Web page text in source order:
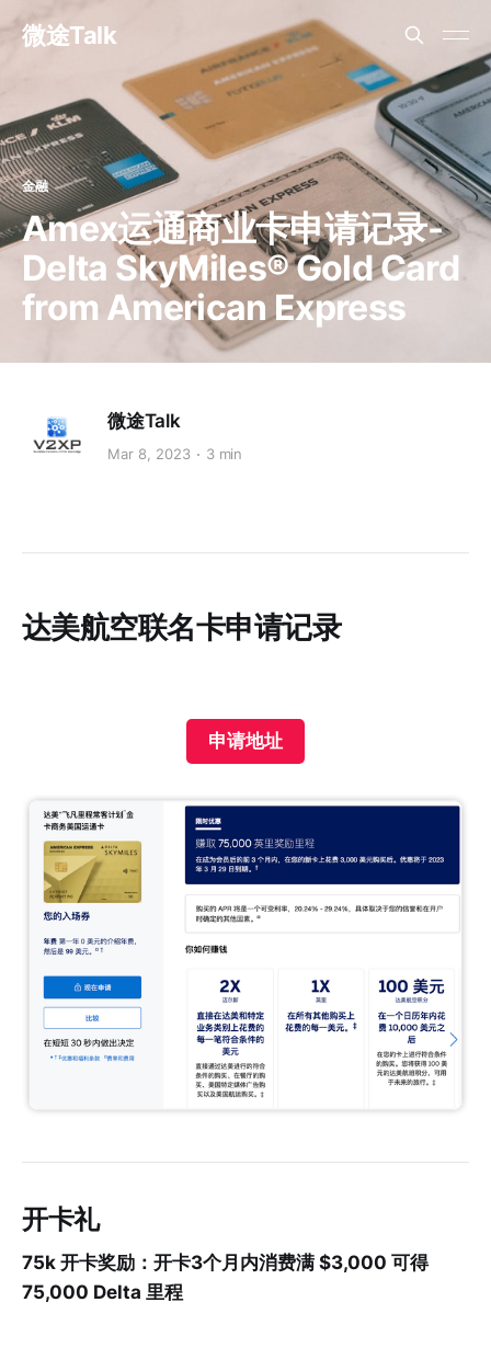
微途Talk
金融
Amex运通商业卡申请记录-
Delta SkyMiles® Gold Card
from American Express
微途Talk
Mar 8, 2023 3 min
达美航空联名卡申请记录
申请地址
开卡礼
75k 开卡奖励：开卡3个月内消费满 $3,000 可得
75,000 Delta 里程